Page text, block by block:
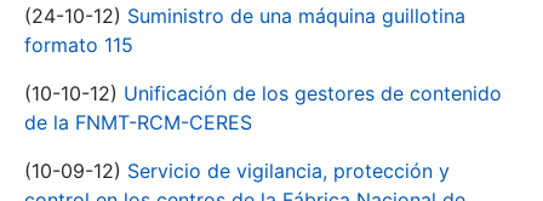
(24-10-12) Suministro de una máquina guillotina
formato 115
(10-10-12) Unificación de los gestores de contenido
de la FNMT-RCM-CERES
(10-09-12) Servicio de vigilancia, protección y